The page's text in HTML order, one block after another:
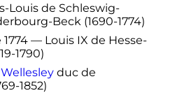
Louis de Schleswig-
Beck (1690-1774)
— Louis IX de Hesse-
1790)
duc de
1852)